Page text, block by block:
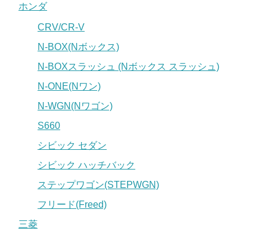
ホンダ
CRV/CR-V
N-BOX(Nボックス)
N-BOXスラッシュ (Nボックス スラッシュ)
N-ONE(Nワン)
N-WGN(Nワゴン)
S660
シビック セダン
シビック ハッチバック
ステップワゴン(STEPWGN)
フリード(Freed)
三菱